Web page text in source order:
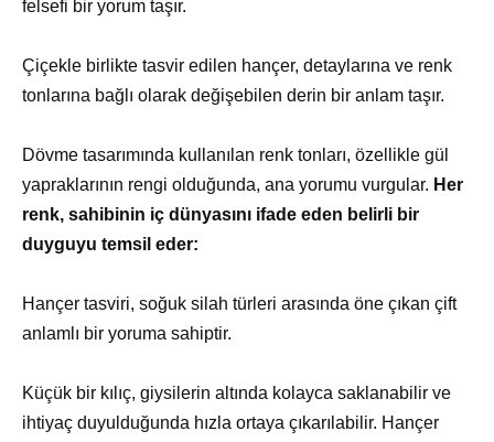
felsefi bir yorum taşır.
Çiçekle birlikte tasvir edilen hançer, detaylarına ve renk
tonlarına bağlı olarak değişebilen derin bir anlam taşır.
Dövme tasarımında kullanılan renk tonları, özellikle gül
yapraklarının rengi olduğunda, ana yorumu vurgular. Her
renk, sahibinin iç dünyasını ifade eden belirli bir
duyguyu temsil eder:
Hançer tasviri, soğuk silah türleri arasında öne çıkan çift
anlamlı bir yoruma sahiptir.
Küçük bir kılıç, giysilerin altında kolayca saklanabilir ve
ihtiyaç duyulduğunda hızla ortaya çıkarılabilir. Hançer